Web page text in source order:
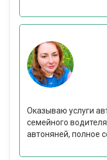
Оказываю услуги
семейного
автоняней, полное